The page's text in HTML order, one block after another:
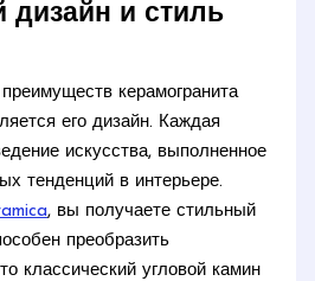
и стиль
керамогранита
его дизайн. Каждая
искусства, выполненное
тенденций в интерьере.
, вы получаете стильный
преобразить
классический угловой камин